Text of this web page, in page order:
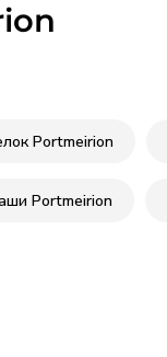
Portmeirion
Portmeirion